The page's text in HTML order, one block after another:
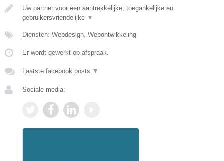
Uw partner voor een aantrekkelijke, toegankelijke en
gebruikersvriendelijke ▼
Diensten: Webdesign, Webontwikkeling
Er wordt gewerkt op afspraak.
Laatste facebook posts ▼
Sociale media: